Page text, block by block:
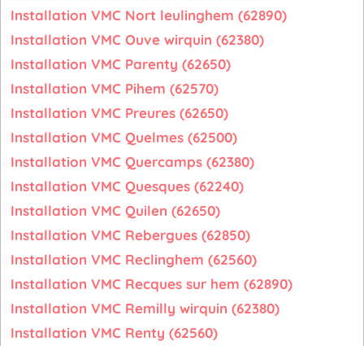
Installation VMC Nort leulinghem (62890)
Installation VMC Ouve wirquin (62380)
Installation VMC Parenty (62650)
Installation VMC Pihem (62570)
Installation VMC Preures (62650)
Installation VMC Quelmes (62500)
Installation VMC Quercamps (62380)
Installation VMC Quesques (62240)
Installation VMC Quilen (62650)
Installation VMC Rebergues (62850)
Installation VMC Reclinghem (62560)
Installation VMC Recques sur hem (62890)
Installation VMC Remilly wirquin (62380)
Installation VMC Renty (62560)